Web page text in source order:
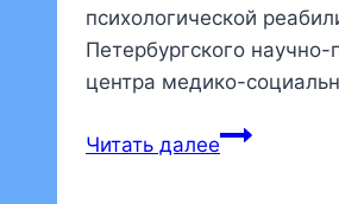
психологической
Петербургского научно-
центра медико-
Читать далееВ